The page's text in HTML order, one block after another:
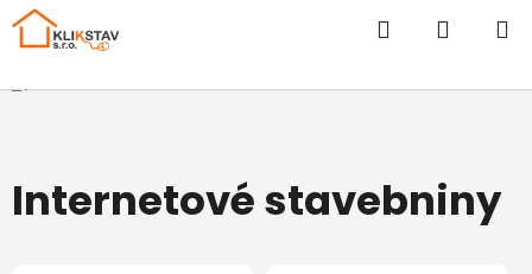
Prejsť
Hľadať
Internetové stavebniny